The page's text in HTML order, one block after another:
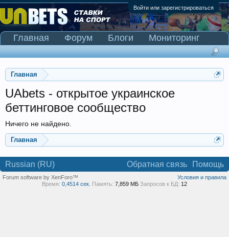
Войти или зарегистрироваться
Главная
UAbets - открытое украинское
беттинговое сообщество
Ничего не найдено.
Главная
Главная Форум Блоги
Мониторинг
Сканер Pinnacle
Russian (RU) Обратная связь Помощь
Условия и правила
Forum software by XenForo™
Время: 0,4514 сек. Память: 7,859 МБ Запросов к БД: 12